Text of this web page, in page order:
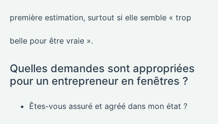
première estimation, surtout si elle semble « trop
belle pour être vraie ».
Quelles demandes sont appropriées
pour un entrepreneur en fenêtres ?
Êtes-vous assuré et agréé dans mon état ?